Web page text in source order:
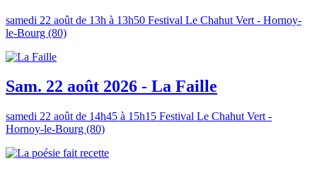
samedi 22 août de 13h à 13h50 Festival Le Chahut Vert - Hornoy-
le-Bourg (80)
Sam. 22 août 2026 - La Faille
samedi 22 août de 14h45 à 15h15 Festival Le Chahut Vert -
Hornoy-le-Bourg (80)